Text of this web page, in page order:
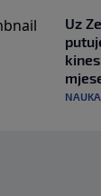
Uz
NAUKA